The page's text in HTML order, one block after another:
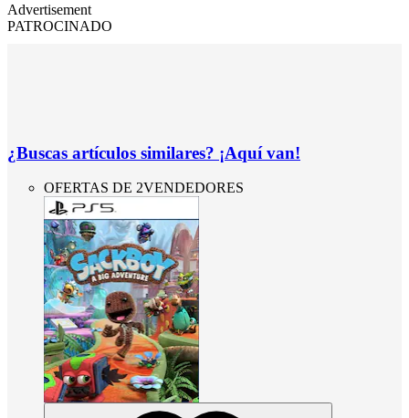
Advertisement
PATROCINADO
¿Buscas artículos similares? ¡Aquí van!
OFERTAS DE 2VENDEDORES